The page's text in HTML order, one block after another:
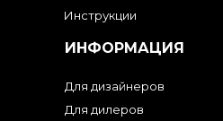
Инструкции
ИНФОРМАЦИЯ
Для дизайнеров
Для дилеров